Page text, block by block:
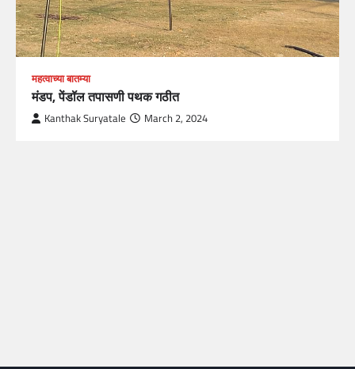
महत्वाच्या बातम्या
मंडप, पेंडॉल तपासणी पथक गठीत
Kanthak Suryatale March 2, 2024